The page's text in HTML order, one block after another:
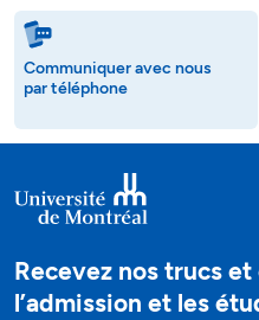
Communiquer avec nous
par téléphone
Recevez nos trucs
l’admission et les